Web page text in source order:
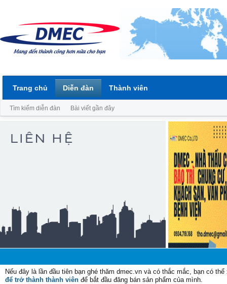
Nếu đây là lần đầu tiên bạn ghé thăm dmec.vn và có thắc mắc, bạn có
để trở thành thành viên để bắt đầu đăng bán sản phẩm của mình.
Trang chủ Diễn đàn
Tìm kiếm diễn đàn Bài viết gần đây
Thành viên